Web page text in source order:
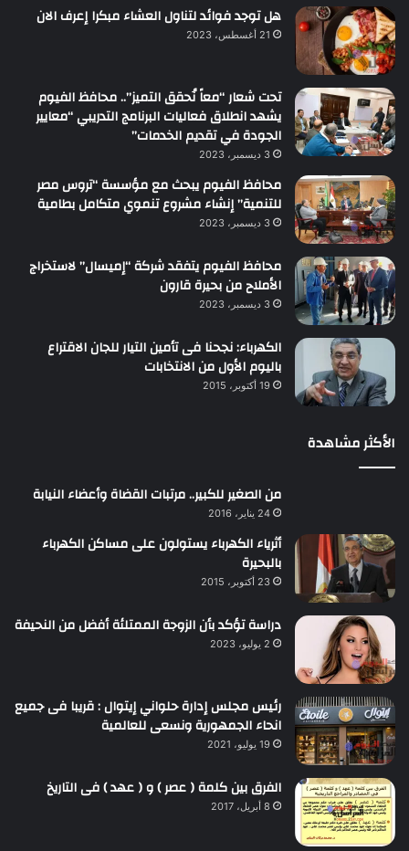
هل توجد فوائد لتناول العشاء مبكرا إعرف الان
21 أغسطس، 2023
تحت شعار “معاً نُحقق التميز”.. محافظ الفيوم
يشهد انطلاق فعاليات البرنامج التدريبي “معايير
الجودة في تقديم الخدمات”
3 ديسمبر، 2023
محافظ الفيوم يبحث مع مؤسسة “تروس مصر
للتنمية” إنشاء مشروع تنموي متكامل بطامية
3 ديسمبر، 2023
محافظ الفيوم يتفقد شركة “إميسال” لاستخراج
الأملاح من بحيرة قارون
3 ديسمبر، 2023
الكهرباء: نجحنا فى تأمين التيار للجان الاقتراع
باليوم الأول من الانتخابات
19 أكتوبر، 2015
الأكثر مشاهدة
من الصغير للكبير.. مرتبات القضاة وأعضاء النيابة
24 يناير، 2016
أثرياء الكهرباء يستولون على مساكن الكهرباء
بالبحيرة
23 أكتوبر، 2015
دراسة تؤكد بأن الزوجة الممتلئة أفضل من النحيفة
2 يوليو، 2023
رئيس مجلس إدارة حلواني إيتوال : قريبا فى جميع
انحاء الجمهورية ونسعى للعالمية
19 يوليو، 2021
الفرق بين كلمة ( عصر ) و ( عهد ) فى التاريخ
8 أبريل، 2017